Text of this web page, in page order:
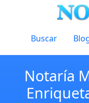
Buscar
Notaría